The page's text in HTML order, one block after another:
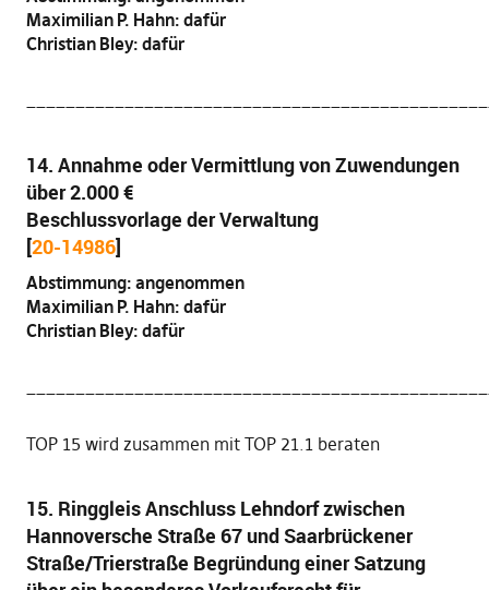
Maximilian P. Hahn: dafür
Christian Bley: dafür
14. Annahme oder Vermittlung von Zuwendungen
über 2.000 €
Beschlussvorlage der Verwaltung
[20-14986]
Abstimmung: angenommen
Maximilian P. Hahn: dafür
Christian Bley: dafür
TOP 15 wird zusammen mit TOP 21.1 beraten
15. Ringgleis Anschluss Lehndorf zwischen
Hannoversche Straße 67 und Saarbrückener
Straße/Trierstraße Begründung einer Satzung